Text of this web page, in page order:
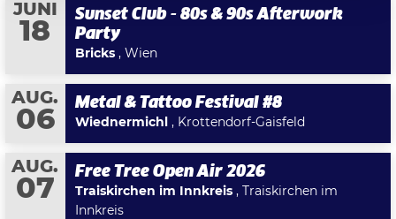
JUNI
18
Sunset Club - 80s & 90s Afterwork
Party
Bricks , Wien
AUG.
06
Metal & Tattoo Festival #8
Wiednermichl , Krottendorf-Gaisfeld
AUG.
07
Free Tree Open Air 2026
Traiskirchen im Innkreis , Traiskirchen im
Innkreis